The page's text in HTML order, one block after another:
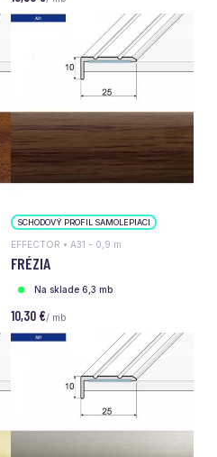
SCHODOVÝ PROFIL SAMOLEPIACI
EFFECTOR • A31 - 0,9 m
FRÉZIA
Na sklade 6,3 mb
10,30 €/ mb